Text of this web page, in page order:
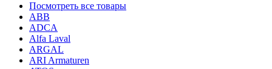
Посмотреть все товары
ABB
ADCA
Alfa Laval
ARGAL
ARI Armaturen